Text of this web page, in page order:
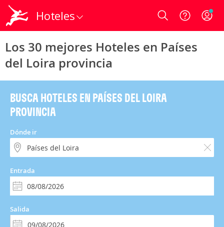
Hoteles Login
Los 30 mejores Hoteles en Países
del Loira provincia
BUSCA HOTELES EN PAÍSES DEL LOIRA
PROVINCIA
Dónde ir
Entrada
Salida